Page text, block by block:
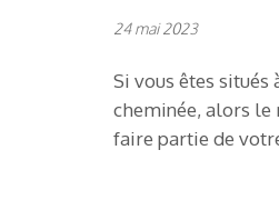
24 mai 2023
Si vous êtes situés
cheminée, alors le
faire partie de